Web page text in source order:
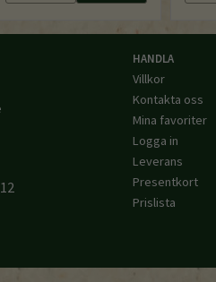
HANDLA
Villkor
Kontakta oss
Mina favoriter
Logga in
Leverans
Presentkort
Prislista